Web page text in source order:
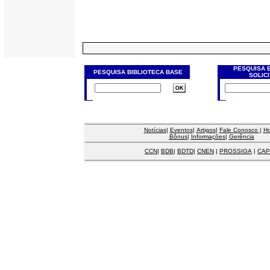
PESQUISA BIBLIOTECA BASE
PESQUISA
Notícias| Eventos| Artigos| Fale Conosco |
Bônus| Informações| Gerência
CCN| BDB| BDTD| CNEN | PROSSIGA |